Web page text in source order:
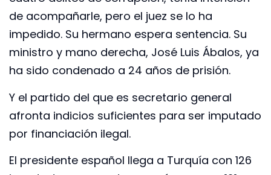
de acompañarle, pero el juez se lo ha
impedido. Su hermano espera sentencia. Su
ministro y mano derecha, José Luis Ábalos, ya
ha sido condenado a 24 años de prisión.
Y el partido del que es secretario general
afronta indicios suficientes para ser imputado
por financiación ilegal.
El presidente español llega a Turquía con 126